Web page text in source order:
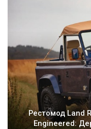
Рестомод Land
Engineered: